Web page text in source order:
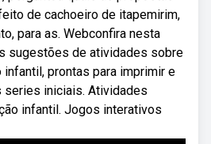
de cachoeiro de itapemirim,
para as. Webconfira nesta
sugestões de atividades sobre
infantil, prontas para imprimir e
series iniciais. Atividades
infantil. Jogos interativos